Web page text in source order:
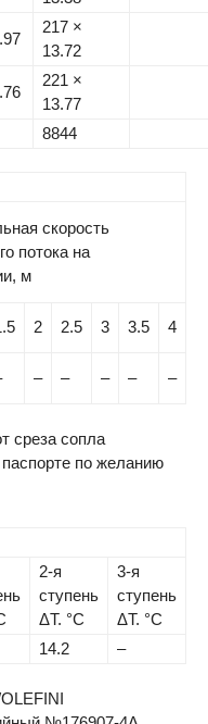
217 ×
13.72
221 ×
13.77
8844
скорость
потока на
м
2 2.5 3 3.5 4
– – – – –
среза сопла
по желанию
2-я
ступень
ΔT. °C
3-я
ступень
ΔT. °C
14.2 –
OLEFINI